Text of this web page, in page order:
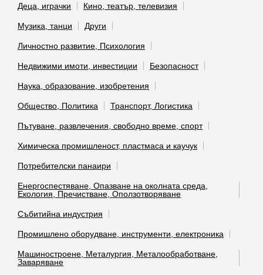
Деца, играчки Кино, театър, телевизия
Музика, танци Други
Личностно развитие, Психология
Недвижими имоти, инвестиции Безопасност
Наука, образование, изобретения
Общество, Политика Транспорт, Логистика
Пътуване, развлечения, свободно време, спорт
Химическа промишленост, пластмаса и каучук
Потребителски панаири
Енергоспестяване, Опазване на околната среда,
Екология, Пречистване, Оползотворяване
Събитийна индустрия
Промишлено оборудване, инструменти, електроника
Машиностроене, Металургия, Металообработване,
Заваряване